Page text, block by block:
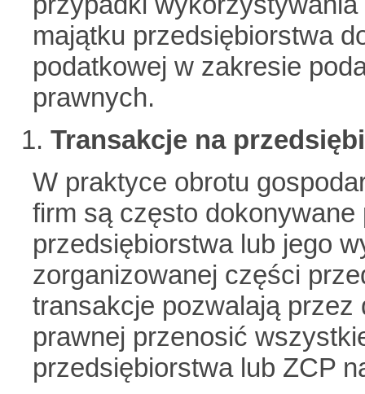
majątku przedsiębiorstwa
podatkowej w zakresie
prawnych.
Transakcje na
W praktyce obrotu
firm są często dokonywane
przedsiębiorstwa lub jego
zorganizowanej części
transakcje pozwalają
prawnej przenosić
przedsiębiorstwa lub ZCP